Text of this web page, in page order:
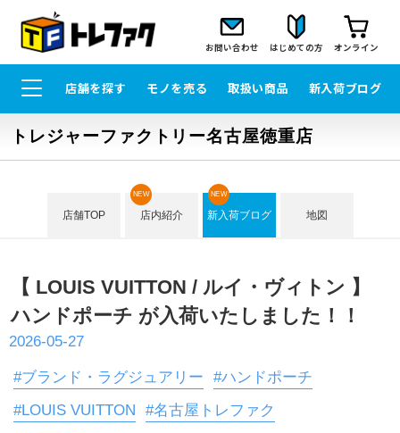
お問い合わせ はじめての方 オンライン
店舗を探す モノを売る 取扱い商品 新入荷ブログ
トレジャーファクトリー名古屋徳重店
店舗TOP 店内紹介
NEW
新入荷ブログ
NEW
地図
【 LOUIS VUITTON / ルイ・ヴィトン 】
ハンドポーチ が入荷いたしました！！
2026-05-27
#ブランド・ラグジュアリー
#ハンドポーチ
#LOUIS VUITTON
#名古屋トレファク